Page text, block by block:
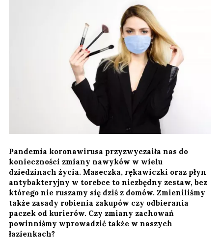
Pandemia koronawirusa przyzwyczaiła nas do
konieczności zmiany nawyków w wielu
dziedzinach życia. Maseczka, rękawiczki oraz płyn
antybakteryjny w torebce to niezbędny zestaw, bez
którego nie ruszamy się dziś z domów. Zmieniliśmy
także zasady robienia zakupów czy odbierania
paczek od kurierów. Czy zmiany zachowań
powinniśmy wprowadzić także w naszych
łazienkach?